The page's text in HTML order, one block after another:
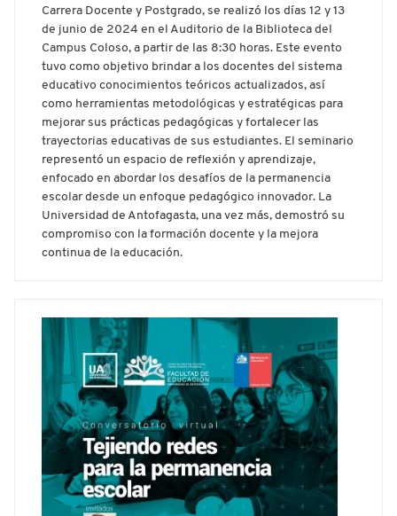
Carrera Docente y Postgrado, se realizó los días 12 y 13
de junio de 2024 en el Auditorio de la Biblioteca del
Campus Coloso, a partir de las 8:30 horas. Este evento
tuvo como objetivo brindar a los docentes del sistema
educativo conocimientos teóricos actualizados, así
como herramientas metodológicas y estratégicas para
mejorar sus prácticas pedagógicas y fortalecer las
trayectorias educativas de sus estudiantes. El seminario
representó un espacio de reflexión y aprendizaje,
enfocado en abordar los desafíos de la permanencia
escolar desde un enfoque pedagógico innovador. La
Universidad de Antofagasta, una vez más, demostró su
compromiso con la formación docente y la mejora
continua de la educación.